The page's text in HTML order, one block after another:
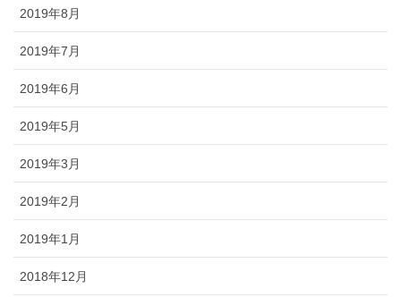
2019年8月
2019年7月
2019年6月
2019年5月
2019年3月
2019年2月
2019年1月
2018年12月